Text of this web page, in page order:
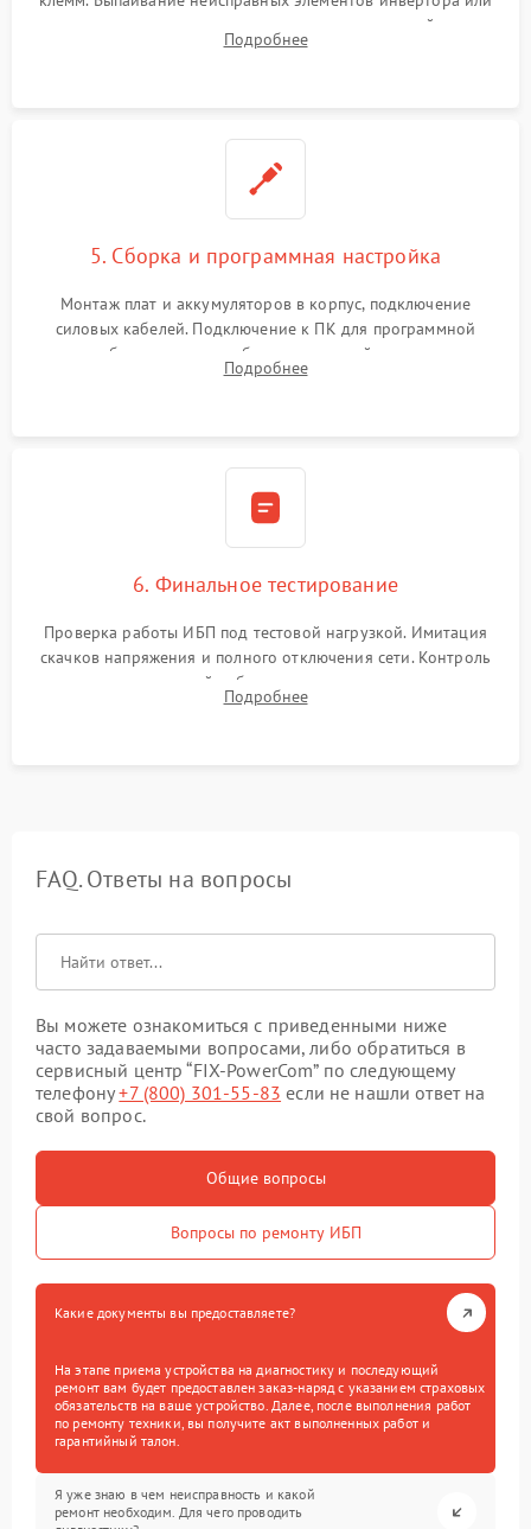
цепи зарядки и монтаж новых радиодеталей.
Восстановление поврежденных токоведущих дорожек и
Подробнее
5. Сборка и программная настройка
Монтаж плат и аккумуляторов в корпус, подключение
силовых кабелей. Подключение к ПК для программной
калибровки констант батареи, настройки порогов
срабатывания AVR и сброса счетчиков старения АКБ.
Подробнее
6. Финальное тестирование
Проверка работы ИБП под тестовой нагрузкой. Имитация
скачков напряжения и полного отключения сети. Контроль
времени автономной работы, температурного режима и
корректности формы выходного сигнала.
Подробнее
FAQ. Ответы на вопросы
Вы можете ознакомиться с приведенными ниже
часто задаваемыми вопросами, либо обратиться в
сервисный центр “FIX-PowerCom” по следующему
телефону+7 (800) 301-55-83 если не нашли ответ на
свой вопрос.
Общие вопросы
Вопросы по ремонту ИБП
Какие документы вы предоставляете?
На этапе приема устройства на диагностику и последующий
ремонт вам будет предоставлен заказ-наряд с указанием страховых
обязательств на ваше устройство. Далее, после выполнения работ
по ремонту техники, вы получите акт выполненных работ и
гарантийный талон.
Я уже знаю в чем неисправность и какой
ремонт необходим. Для чего проводить